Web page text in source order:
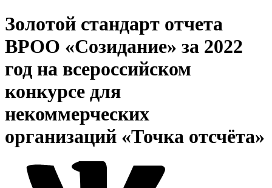
Золотой стандарт отчета
ВРОО «Созидание» за 2022
год на всероссийском
конкурсе для
некоммерческих
организаций «Точка отсчёта»